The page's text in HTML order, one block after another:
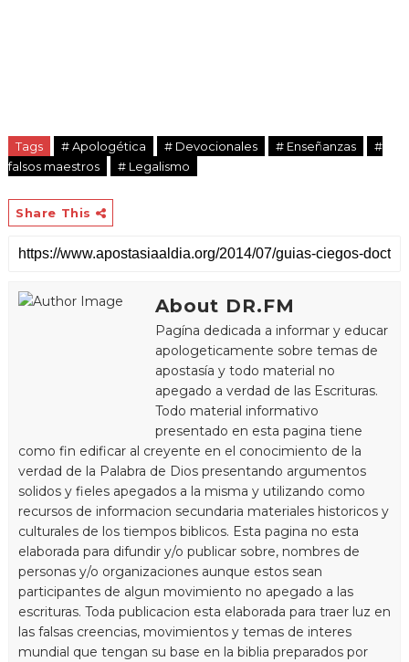
Tags # Apologética # Devocionales # Enseñanzas
#
falsos maestros
# Legalismo
Share This
About DR.FM
Pagína dedicada a informar y educar
apologeticamente sobre temas de
apostasía y todo material no
apegado a verdad de las Escrituras.
Todo material informativo
presentado en esta pagina tiene
como fin edificar al creyente en el conocimiento de la
verdad de la Palabra de Dios presentando argumentos
solidos y fieles apegados a la misma y utilizando como
recursos de informacion secundaria materiales historicos y
culturales de los tiempos biblicos. Esta pagina no esta
elaborada para difundir y/o publicar sobre, nombres de
personas y/o organizaciones aunque estos sean
participantes de algun movimiento no apegado a las
escrituras. Toda publicacion esta elaborada para traer luz en
las falsas creencias, movimientos y temas de interes
mundial que tengan su base en la biblia preparados por